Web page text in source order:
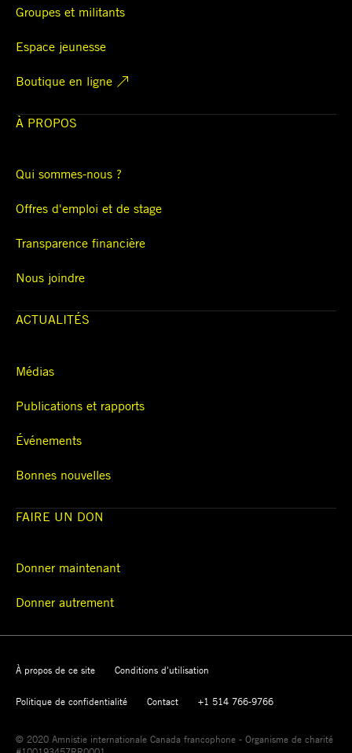
Groupes et militants
Espace jeunesse
Boutique en ligne
À PROPOS
Qui sommes-nous ?
Offres d'emploi et de stage
Transparence financière
Nous joindre
ACTUALITÉS
Médias
Publications et rapports
Événements
Bonnes nouvelles
FAIRE UN DON
Donner maintenant
Donner autrement
À propos de ce site Conditions d'utilisation
Politique de confidentialité Contact +1 514 766-9766
© 2020 Amnistie internationale Canada francophone - Organisme de charité